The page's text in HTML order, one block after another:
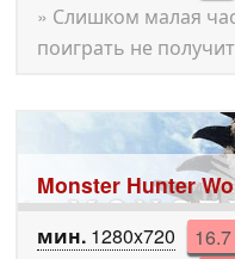
» Слишком малая
поиграть не
Monster Hunter
мин. 1280x720 16.7